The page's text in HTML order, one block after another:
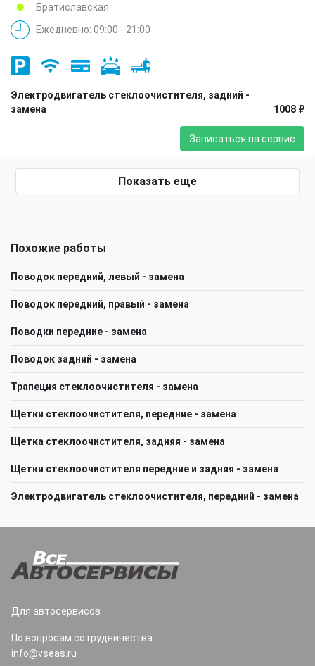
Братиславская
Ежедневно: 09:00 - 21:00
Электродвигатель стеклоочистителя, задний -
замена
1008 ₽
Записаться на сервис
Показать еще
Похожие работы
Поводок передний, левый - замена
Поводок передний, правый - замена
Поводки передние - замена
Поводок задний - замена
Трапеция стеклоочистителя - замена
Щeтки стеклоочистителя, передние - замена
Щетка стеклоочистителя, задняя - замена
Щетки стеклоочистителя передние и задняя - замена
Электродвигатель стеклоочистителя, передний - замена
Для автосервисов
По вопросам сотрудничества
info@vseas.ru